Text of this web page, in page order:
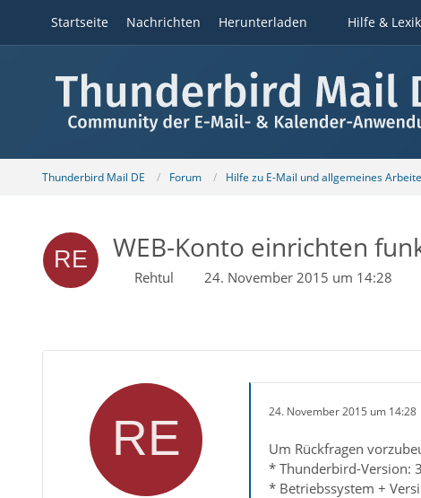
Startseite Nachrichten Herunterladen Hilfe &
Thunderbird Mail DE Forum Hilfe zu E-Mail und allgemeines
WEB-Konto einrichten
Rehtul 24. November 2015 um 14:28
24. November 2015 um 14:28
Um Rückfragen
* Thunderbird-Version:
* Betriebssystem +